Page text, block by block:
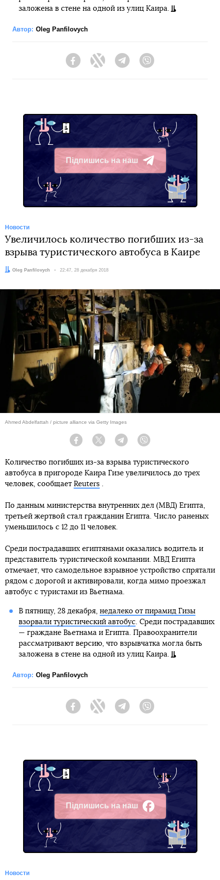
заложена в стене на одной из улиц Каира.
Автор: Oleg Panfilovych
FacebookTwitter Telegram
Підпишись на наш
Telegram
Новости
Увеличилось количество погибших из-за
взрыва туристического автобуса в Каире
Автор:
Oleg Panfilovych Дата:
22:47, 28 декабря 2018
Ahmed Abdelfattah / picture alliance via Getty Images
Facebook Twitter Telegram
Количество погибших из-за взрыва туристического
автобуса в пригороде Каира Гизе увеличилось до трех
человек, сообщает Reuters
По данным министерства внутренних дел (МВД) Египта,
третьей жертвой стал гражданин Египта. Число раненых
уменьшилось с 12 до 11 человек.
Среди пострадавших египтянами оказались водитель и
представитель туристической компании. МВД Египта
отмечает, что самодельное взрывное устройство спрятали
рядом с дорогой и активировали, когда мимо проезжал
автобус с туристами из Вьетнама.
В пятницу, 28 декабря, недалеко от пирамид Гизы
взорвали туристический автобус. Среди пострадавших
— граждане Вьетнама и Египта. Правоохранители
рассматривают версию, что взрывчатка могла быть
заложена в стене на одной из улиц Каира.
Автор: Oleg Panfilovych
FacebookTwitter Telegram
Підпишись на наш
Facebook
Новости